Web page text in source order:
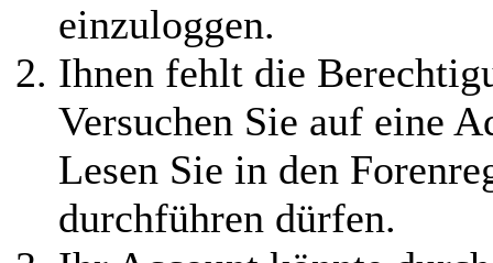
einzuloggen.
Ihnen fehlt die
Versuchen Sie auf eine
Lesen Sie in den
durchführen dürfen.